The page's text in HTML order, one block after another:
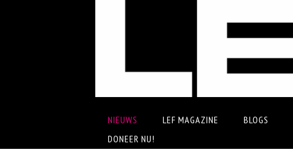
NIEUWS LEF MAGAZINE BLOGS
DONEER NU!